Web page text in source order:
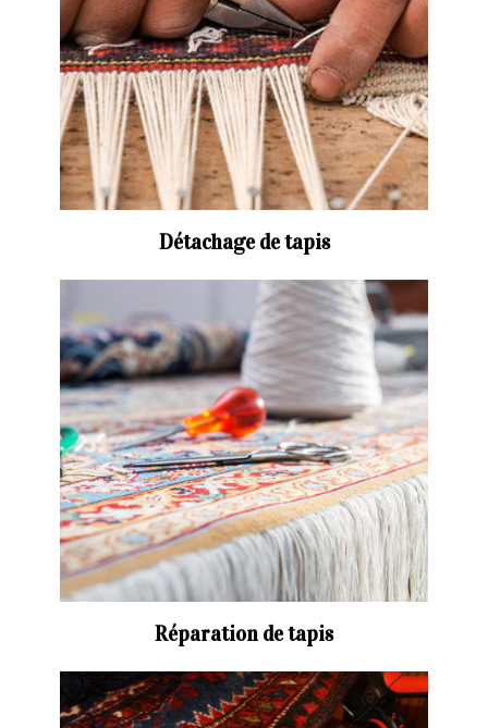
Détachage de tapis
Réparation de tapis